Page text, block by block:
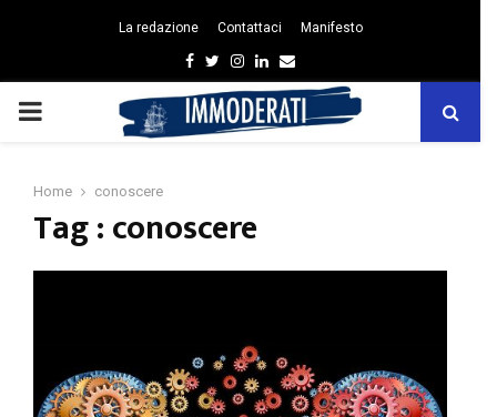
La redazione Contattaci Manifesto
Facebook
Twitter
Instagram
Linkedin
Email
PRIMARY
Home conoscere
Tag : conoscere